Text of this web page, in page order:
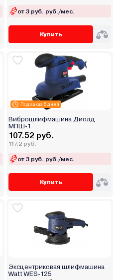
от 3 руб. руб./мес.
Купить
Под заказ 5 дней
Виброшлифмашина Диолд
МПШ-1
107.52 руб.
117.2 руб.
от 3 руб. руб./мес.
Купить
Эксцентриковая шлифмашина
Watt WES-125